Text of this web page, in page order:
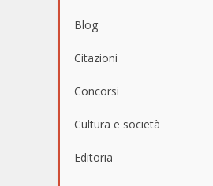
Blog
Citazioni
Concorsi
Cultura e società
Editoria